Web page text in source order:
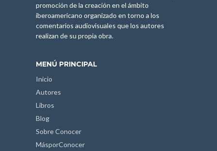
promoción de la creación en el ámbito
iberoamericano organizado en torno a los
comentarios audiovisuales que los autores
realizan de su propia obra.
MENÚ PRINCIPAL
Inicio
Autores
Libros
Blog
Sobre Conocer
MásporConocer